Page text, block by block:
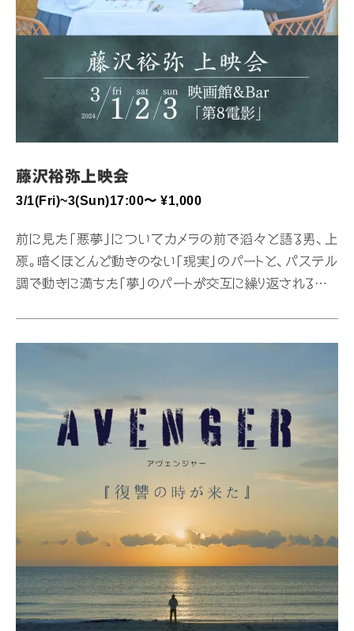
藤沢裕弥上映会
3/1(Fri)~3(Sun)17:00〜 ¥1,000
前に見た「悪夢」についてカメラの前で滔々と語る男、上
原。暗くほとんど動きのない「現実」のパートと、パステル
調で動きに満ちた「夢」のパートが交互に繰り返されること